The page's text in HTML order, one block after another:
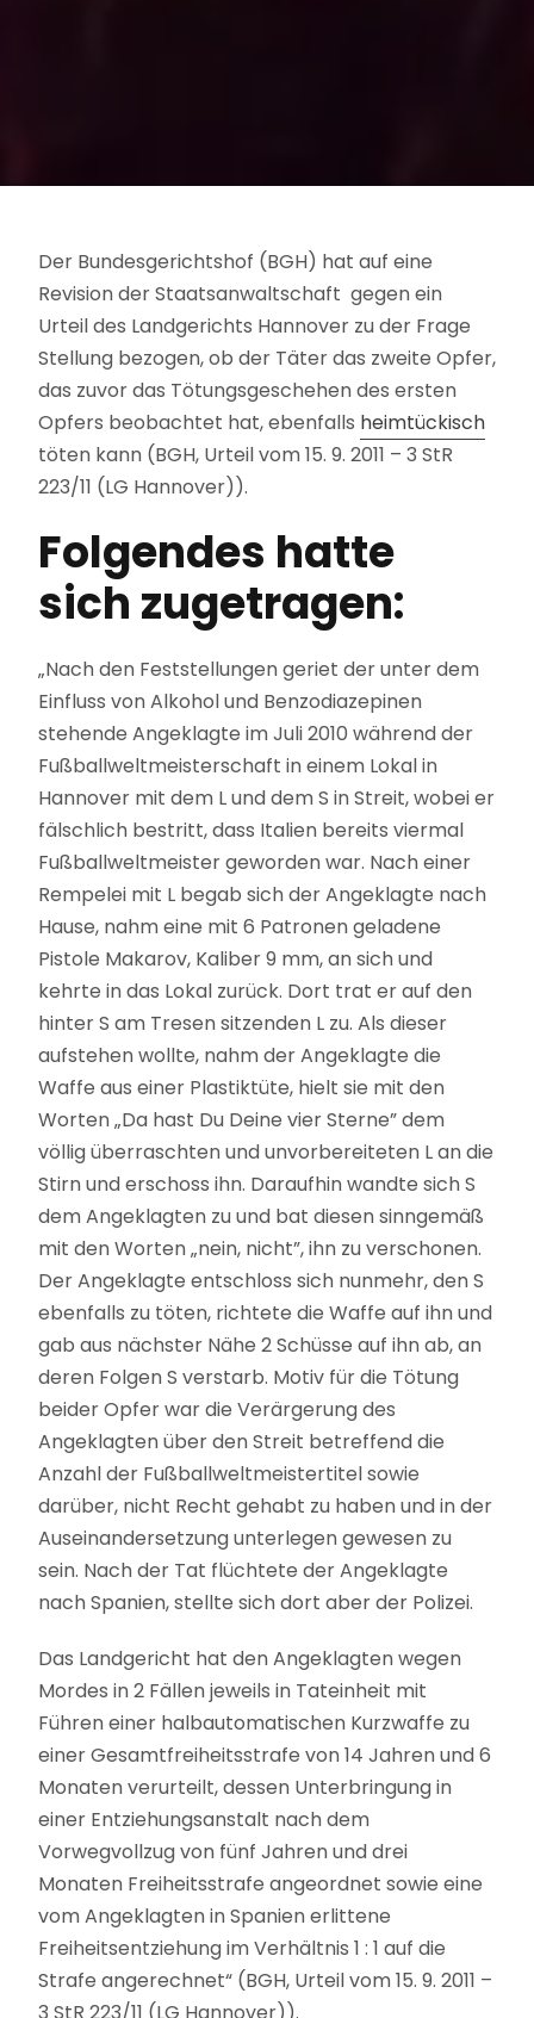
Der Bundesgerichtshof (BGH) hat auf eine
Revision der Staatsanwaltschaft gegen ein
Urteil des Landgerichts Hannover zu der Frage
Stellung bezogen, ob der Täter das zweite Opfer,
das zuvor das Tötungsgeschehen des ersten
Opfers beobachtet hat, ebenfalls heimtückisch
töten kann (BGH, Urteil vom 15. 9. 2011 – 3 StR
223/11 (LG Hannover)).
Folgendes hatte
sich zugetragen:
„Nach den Feststellungen geriet der unter dem
Einfluss von Alkohol und Benzodiazepinen
stehende Angeklagte im Juli 2010 während der
Fußballweltmeisterschaft in einem Lokal in
Hannover mit dem L und dem S in Streit, wobei er
fälschlich bestritt, dass Italien bereits viermal
Fußballweltmeister geworden war. Nach einer
Rempelei mit L begab sich der Angeklagte nach
Hause, nahm eine mit 6 Patronen geladene
Pistole Makarov, Kaliber 9 mm, an sich und
kehrte in das Lokal zurück. Dort trat er auf den
hinter S am Tresen sitzenden L zu. Als dieser
aufstehen wollte, nahm der Angeklagte die
Waffe aus einer Plastiktüte, hielt sie mit den
Worten „Da hast Du Deine vier Sterne” dem
völlig überraschten und unvorbereiteten L an die
Stirn und erschoss ihn. Daraufhin wandte sich S
dem Angeklagten zu und bat diesen sinngemäß
mit den Worten „nein, nicht”, ihn zu verschonen.
Der Angeklagte entschloss sich nunmehr, den S
ebenfalls zu töten, richtete die Waffe auf ihn und
gab aus nächster Nähe 2 Schüsse auf ihn ab, an
deren Folgen S verstarb. Motiv für die Tötung
beider Opfer war die Verärgerung des
Angeklagten über den Streit betreffend die
Anzahl der Fußballweltmeistertitel sowie
darüber, nicht Recht gehabt zu haben und in der
Auseinandersetzung unterlegen gewesen zu
sein. Nach der Tat flüchtete der Angeklagte
nach Spanien, stellte sich dort aber der Polizei.
Das Landgericht hat den Angeklagten wegen
Mordes in 2 Fällen jeweils in Tateinheit mit
Führen einer halbautomatischen Kurzwaffe zu
einer Gesamtfreiheitsstrafe von 14 Jahren und 6
Monaten verurteilt, dessen Unterbringung in
einer Entziehungsanstalt nach dem
Vorwegvollzug von fünf Jahren und drei
Monaten Freiheitsstrafe angeordnet sowie eine
vom Angeklagten in Spanien erlittene
Freiheitsentziehung im Verhältnis 1 : 1 auf die
Strafe angerechnet“ (BGH, Urteil vom 15. 9. 2011 –
3 StR 223/11 (LG Hannover)).